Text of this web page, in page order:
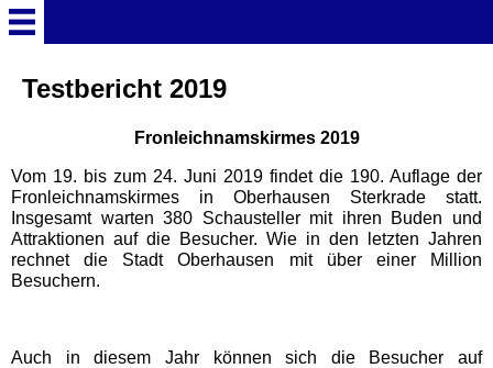
Startseite
Deutschland Überschrift
Freizeitparks
Baden-Württemberg
Freizeitparks
Erlebnispark Tripsdrill
Testbericht 2019
Fronleichnamskirmes 2019
Vom 19. bis zum 24. Juni 2019 findet die 190. Auflage der
Fronleichnamskirmes in Oberhausen Sterkrade statt.
Insgesamt warten 380 Schausteller mit ihren Buden und
Attraktionen auf die Besucher. Wie in den letzten Jahren
rechnet die Stadt Oberhausen mit über einer Million
Besuchern.
Auch in diesem Jahr können sich die Besucher auf